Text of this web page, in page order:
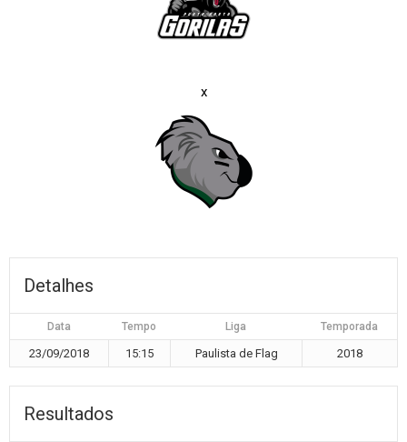
x
Detalhes
Data Tempo Liga Temporada
23/09/2018 15:15 Paulista de Flag 2018
Resultados